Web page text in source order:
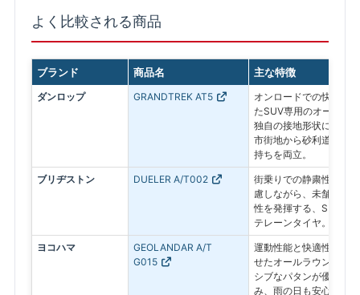
よく比較される商品
ブランド 商品名 主な特徴
ダンロップ GRANDTREK AT5
オンロードでの快適性
たSUV専用のオールテ
独自の接地形状により
市街地から砂利道まで
持ちを両立。
ブリヂストン DUELER A/T002
街乗りでの静粛性・ウ
慮しながら、未舗装路
性を発揮する、SUV・
テレーンタイヤ。
ヨコハマ
GEOLANDAR A/T
G015
運動性能と快適性を高
せたオールラウンドな
シブなパタンが優れた
み、雨の日も安心のウ